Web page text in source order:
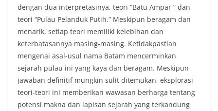
dengan dua interpretasinya, teori “Batu Ampar,” dan
teori “Pulau Pelanduk Putih.” Meskipun beragam dan
menarik, setiap teori memiliki kelebihan dan
keterbatasannya masing-masing. Ketidakpastian
mengenai asal-usul nama Batam mencerminkan
sejarah pulau ini yang kaya dan beragam. Meskipun
jawaban definitif mungkin sulit ditemukan, eksplorasi
teori-teori ini memberikan wawasan berharga tentang
potensi makna dan lapisan sejarah yang terkandung